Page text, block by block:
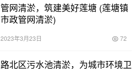
管网清淤，筑建美好莲塘 (莲塘镇
市政管网清淤)
2023年3月23日 72
路北区污水池清淤，为城市环境卫